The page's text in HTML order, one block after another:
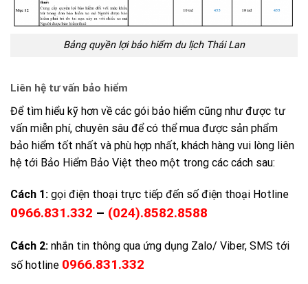
Bảng quyền lợi bảo hiểm du lịch Thái Lan
Liên hệ tư vấn bảo hiểm
Để tìm hiểu kỹ hơn về các gói bảo hiểm cũng như được tư
vấn miễn phí, chuyên sâu để có thể mua được sản phẩm
bảo hiểm tốt nhất và phù hợp nhất, khách hàng vui lòng liên
hệ tới Bảo Hiểm Bảo Việt theo một trong các cách sau:
Cách 1: gọi điện thoại trực tiếp đến số điện thoại Hotline
0966.831.332 – (024).8582.8588
Cách 2: nhắn tin thông qua ứng dụng Zalo/ Viber, SMS tới
số hotline 0966.831.332